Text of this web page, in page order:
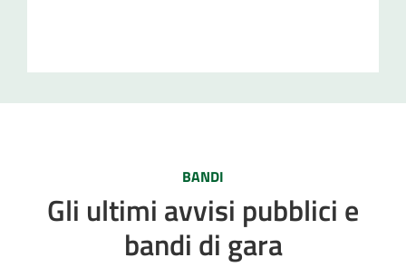
BANDI
Gli ultimi avvisi pubblici e
bandi di gara